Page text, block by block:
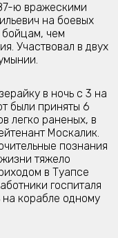
ю вражескими
на боевых
чем
Участвовал в двух
в ночь с 3 на
были приняты 6
легко раненых, в
Москалик.
познания
тяжело
в Туапсе
госпиталя
на корабле одному